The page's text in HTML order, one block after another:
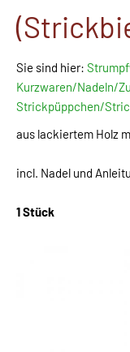
Sie sind hier:
Kurzwaren/Nadeln/
Strickpüppchen/
aus lackiertem Holz
incl. Nadel und
1 Stück